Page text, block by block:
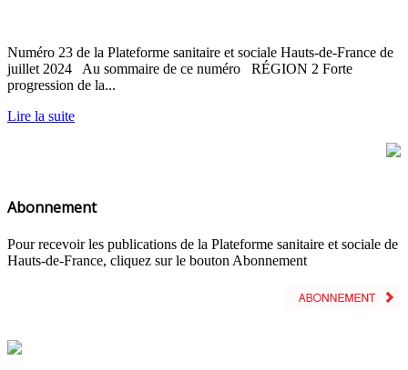
Numéro 23 de la Plateforme sanitaire et sociale Hauts-de-France de
juillet 2024 Au sommaire de ce numéro RÉGION 2 Forte
progression de la...
Lire la suite
Abonnement
Pour recevoir les publications de la Plateforme sanitaire et sociale de
Hauts-de-France, cliquez sur le bouton Abonnement